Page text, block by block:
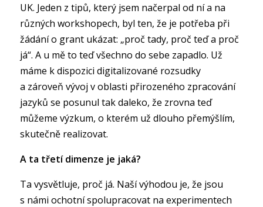
UK. Jeden z tipů, který jsem načerpal od ní a na
různých workshopech, byl ten, že je potřeba při
žádání o grant ukázat: „proč tady, proč teď a proč
já“. A u mě to teď všechno do sebe zapadlo. Už
máme k dispozici digitalizované rozsudky
a zároveň vývoj v oblasti přirozeného zpracování
jazyků se posunul tak daleko, že zrovna teď
můžeme výzkum, o kterém už dlouho přemýšlím,
skutečně realizovat.
A ta třetí dimenze je jaká?
Ta vysvětluje, proč já. Naší výhodou je, že jsou
s námi ochotní spolupracovat na experimentech